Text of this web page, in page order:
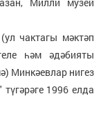
Милли музей
чактагы мәктәп
һәм әдәбияты
Минкәевлар нигез
1996 елда